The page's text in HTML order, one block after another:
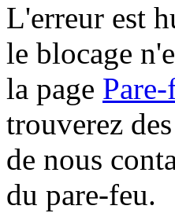
L'erreur est
le blocage
la page
trouverez
de nous
du pare-feu.